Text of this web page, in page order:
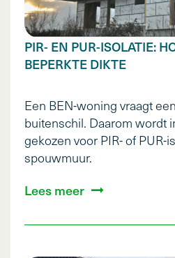
PIR- EN PUR-ISOLATIE:
BEPERKTE DIKTE
Een BEN-woning vraagt
buitenschil. Daarom wordt
gekozen voor PIR- of PUR-
spouwmuur.
Lees meer